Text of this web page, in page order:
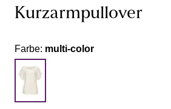
Kurzarmpullover
Farbe: multi-color